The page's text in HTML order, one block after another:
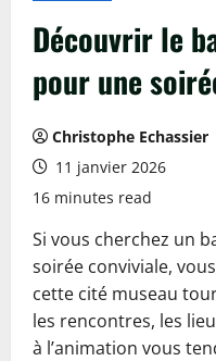
Découvrir le
pour une
Christophe Echassier
11 janvier 2026
16 minutes read
Si vous cherchez un
soirée conviviale,
cette cité museau
les rencontres, les
à l’animation vous